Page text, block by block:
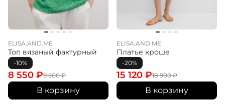
ELISA.AND.ME
Топ вязаный фактурный
-10%
9 500₽
8 550 ₽
В корзину
ELISA.AND.ME
Платье кроше
-20%
18 900₽
15 120 ₽
В корзину